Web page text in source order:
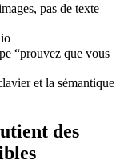
pas de texte
“prouvez que vous
et la sémantique
des